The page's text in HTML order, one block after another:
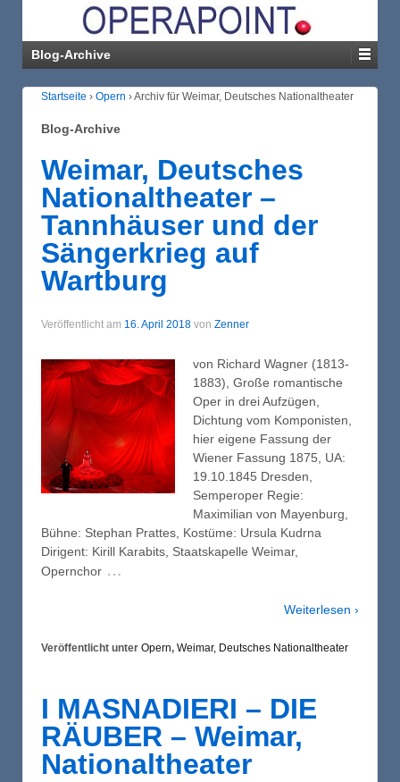
Blog-Archive
Startseite › Opern ›Archiv für Weimar, Deutsches Nationaltheater
Blog-Archive
Weimar, Deutsches
Nationaltheater –
Tannhäuser und der
Sängerkrieg auf
Wartburg
Veröffentlicht am 16. April 2018 von Zenner
von Richard Wagner (1813-
1883), Große romantische
Oper in drei Aufzügen,
Dichtung vom Komponisten,
hier eigene Fassung der
Wiener Fassung 1875, UA:
19.10.1845 Dresden,
Semperoper Regie:
Maximilian von Mayenburg,
Bühne: Stephan Prattes, Kostüme: Ursula Kudrna
Dirigent: Kirill Karabits, Staatskapelle Weimar,
Opernchor …
Weiterlesen ›
Veröffentlicht unter Opern, Weimar, Deutsches Nationaltheater
I MASNADIERI – DIE
RÄUBER – Weimar,
Nationaltheater